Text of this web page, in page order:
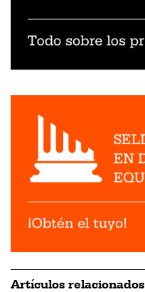
Artículos relacionados